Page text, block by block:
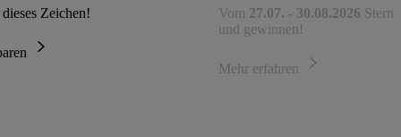
Zeichen! Vom 27.07. - 30.08.2026
und gewinnen!
Mehr erfahren